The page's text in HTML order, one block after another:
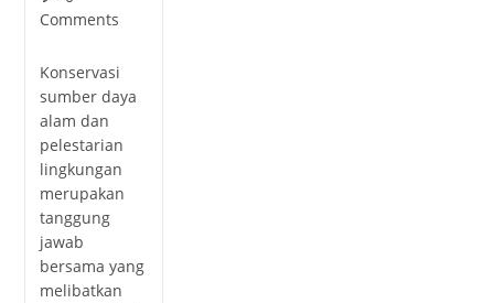
Comments
Konservasi
sumber daya
alam dan
pelestarian
lingkungan
merupakan
tanggung
jawab
bersama yang
melibatkan